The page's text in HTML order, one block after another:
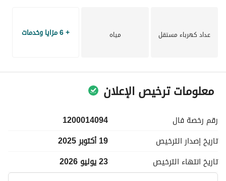
عداد كهرباء مستقل مياه + 6 مزايا وخدمات
معلومات ترخيص الإعلان
رقم رخصة فال
1200014094
تاريخ إصدار الترخيص
19 أكتوبر 2025
تاريخ انتهاء الترخيص 23 يوليو 2026